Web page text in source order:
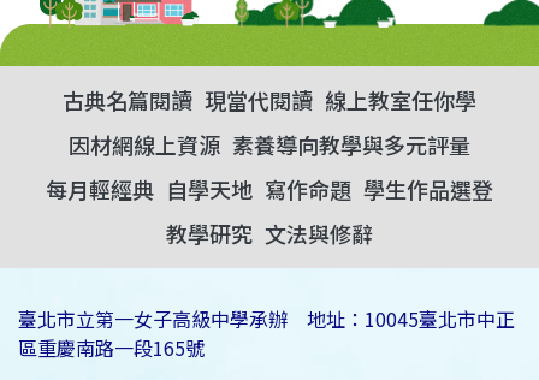
古典名篇閱讀 現當代閱讀 線上教室任你學
因材網線上資源 素養導向教學與多元評量
每月輕經典 自學天地 寫作命題 學生作品選登
教學研究 文法與修辭
臺北市立第一女子高級中學承辦 地址：10045臺北市中正
區重慶南路一段165號